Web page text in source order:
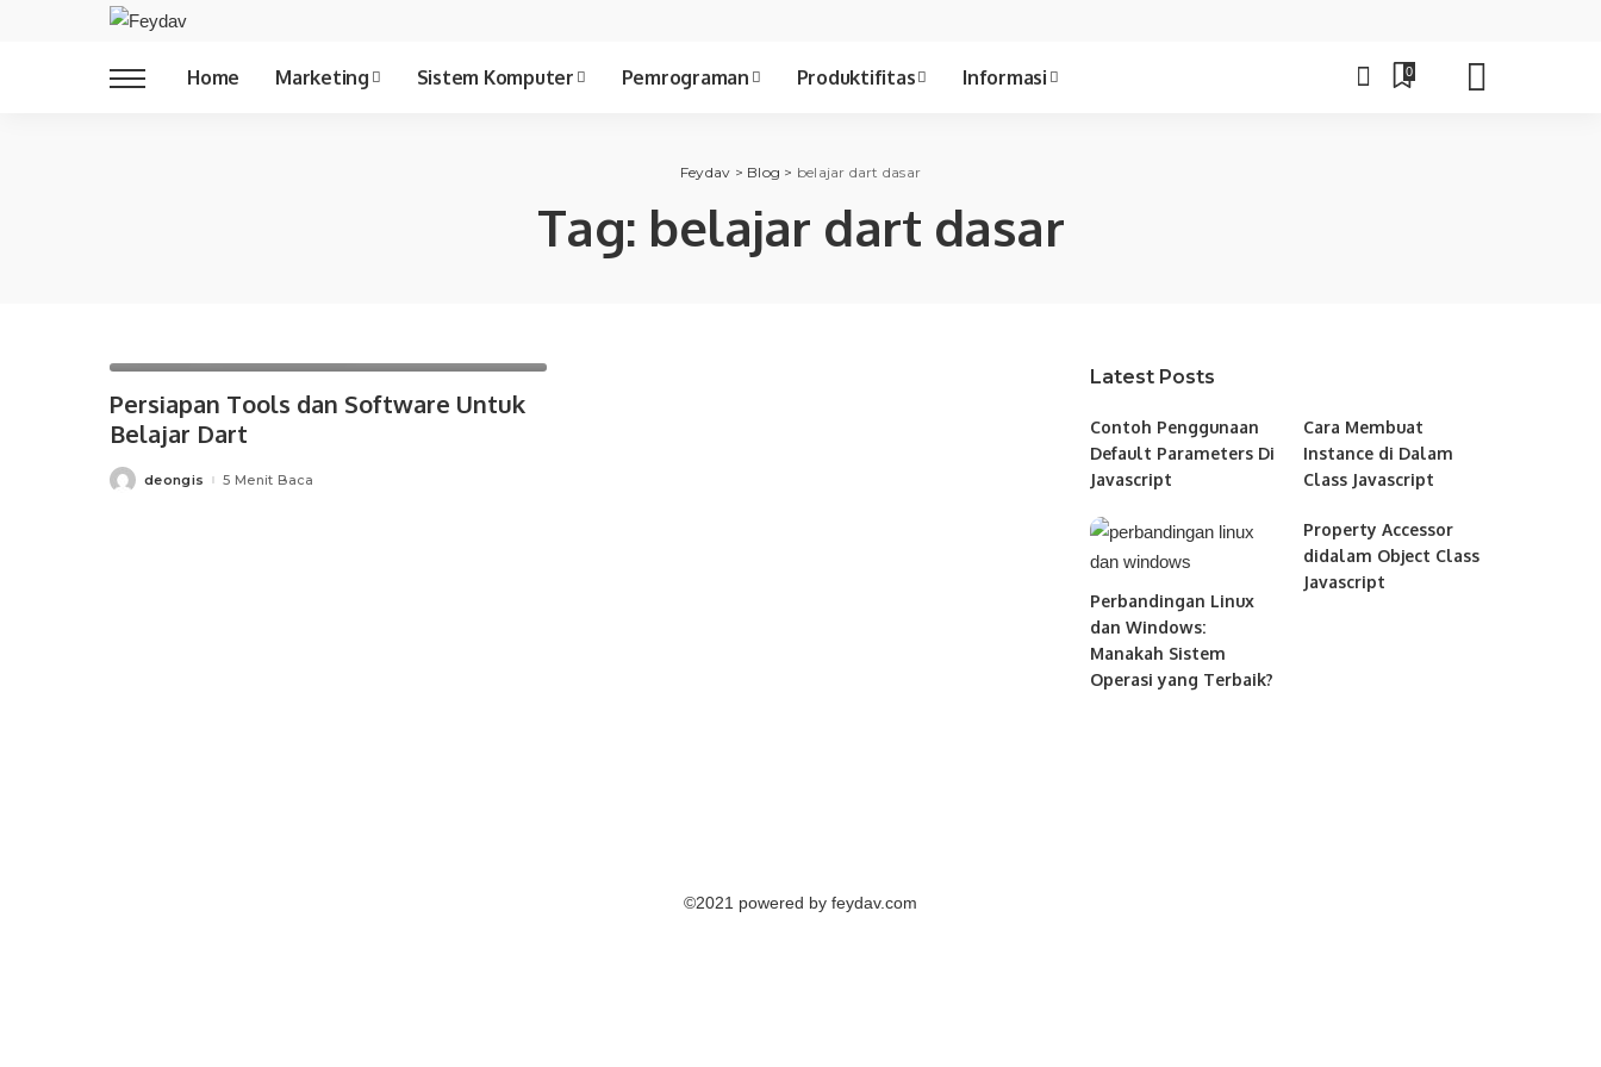
Home Marketing Sistem Komputer Pemrograman Produktifitas Informasi 0
Feydav > Blog > belajar dart dasar
Tag: belajar dart dasar
Persiapan Tools dan Software Untuk
Belajar Dart
Posteddeongis 5 Menit Baca
Latest Posts
Contoh Penggunaan
Default Parameters Di
Javascript
Cara Membuat
Instance di Dalam
Class Javascript
Perbandingan Linux
dan Windows:
Manakah Sistem
Operasi yang Terbaik?
Property Accessor
didalam Object Class
Javascript
©2021 powered by feydav.com